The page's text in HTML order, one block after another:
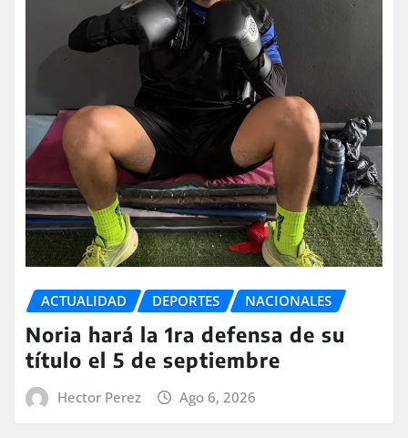
ACTUALIDAD DEPORTES NACIONALES
Noria hará la 1ra defensa de su
título el 5 de septiembre
Hector Perez Ago 6, 2026